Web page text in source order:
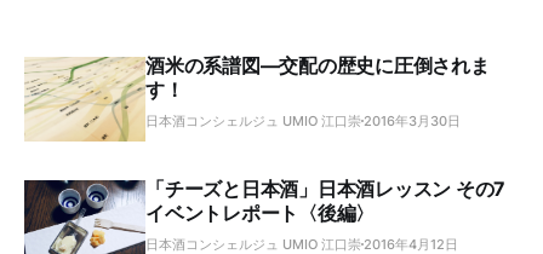
酒米の系譜図―交配の歴史に圧倒されま
す！
日本酒コンシェルジュ UMIO 江口崇 2016年3月30日
「チーズと日本酒」日本酒レッスン その7
イベントレポート〈後編〉
日本酒コンシェルジュ UMIO 江口崇 2016年4月12日